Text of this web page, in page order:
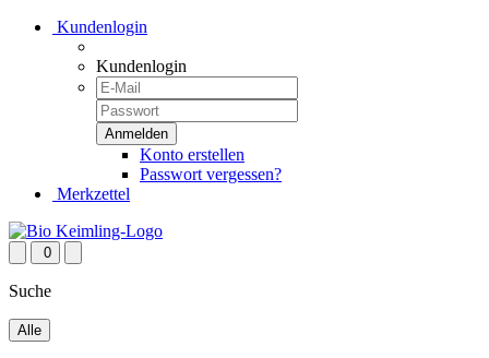
Kundenlogin
Kundenlogin
Konto erstellen
Passwort vergessen?
Merkzettel
0
Suche
Alle